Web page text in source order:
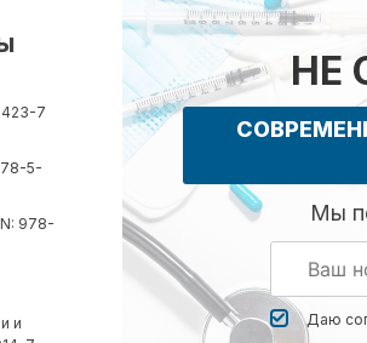
7
5-
978-
и
НЕ
Мы
Даю